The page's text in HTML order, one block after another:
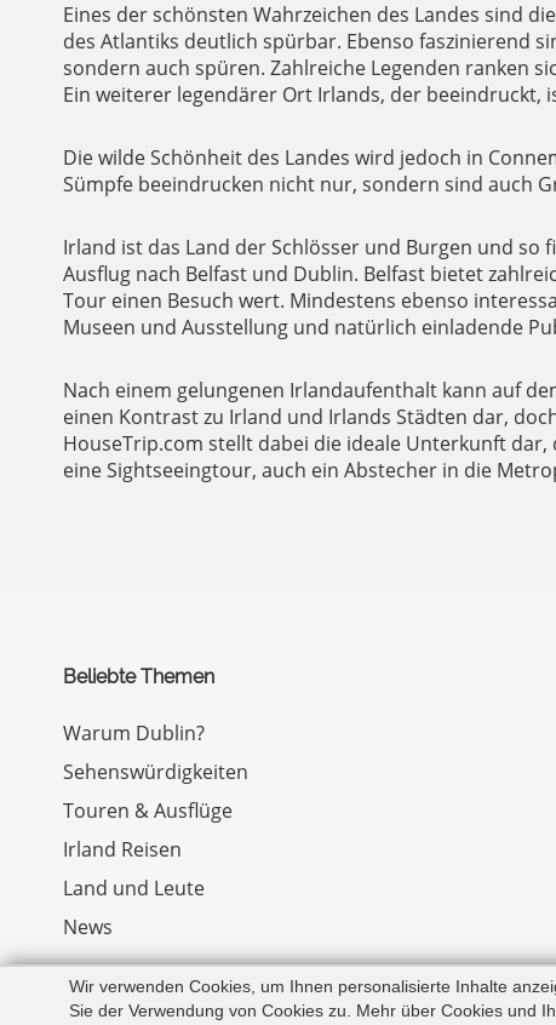
Eines der schönsten Wahrzeichen des Landes sind
des Atlantiks deutlich spürbar. Ebenso faszinierend
sondern auch spüren. Zahlreiche Legenden ranken
Ein weiterer legendärer Ort Irlands, der beeindruckt,
Die wilde Schönheit des Landes wird jedoch in
Sümpfe beeindrucken nicht nur, sondern sind auch
Irland ist das Land der Schlösser und Burgen und
Ausflug nach Belfast und Dublin. Belfast bietet
Tour einen Besuch wert. Mindestens ebenso
Museen und Ausstellung und natürlich einladende
Nach einem gelungenen Irlandaufenthalt kann auf
einen Kontrast zu Irland und Irlands Städten dar,
HouseTrip.com stellt dabei die ideale Unterkunft
eine Sightseeingtour, auch ein Abstecher in die
Beliebte Themen
Warum Dublin?
Sehenswürdigkeiten
Touren & Ausflüge
Irland Reisen
Land und Leute
News
Wir verwenden Cookies, um Ihnen personalisierte Inhalte
Sie der Verwendung von Cookies zu. Mehr über Cookies und